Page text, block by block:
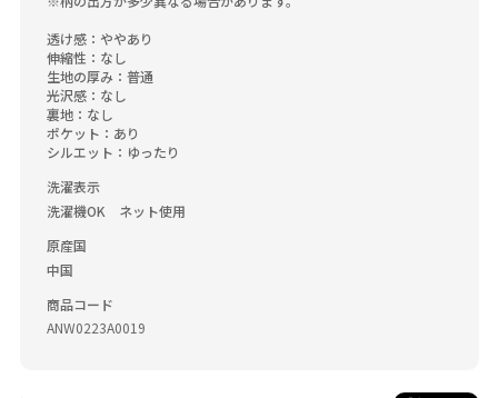
透け感：ややあり
伸縮性：なし
生地の厚み：普通
光沢感：なし
裏地：なし
ポケット：あり
シルエット：ゆったり
洗濯表示
洗濯機OK　ネット使用
原産国
中国
商品コード
ANW0223A0019